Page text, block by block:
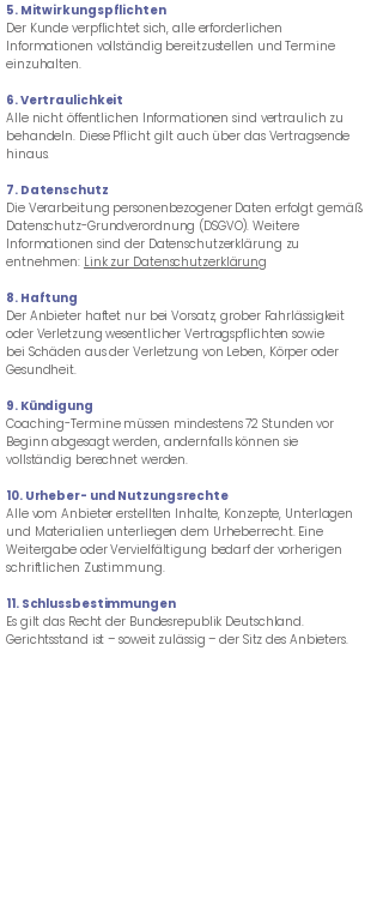
5. Mitwirkungspflichten
Der Kunde verpflichtet sich, alle erforderlichen
Informationen vollständig bereitzustellen und Termine
einzuhalten.
6. Vertraulichkeit
Alle nicht öffentlichen Informationen sind vertraulich zu
behandeln. Diese Pflicht gilt auch über das Vertragsende
hinaus.
7. Datenschutz
Die Verarbeitung personenbezogener Daten erfolgt gemäß
Datenschutz-Grundverordnung (DSGVO). Weitere
Informationen sind der Datenschutzerklärung zu
entnehmen: Link zur Datenschutzerklärung
8. Haftung
Der Anbieter haftet nur bei Vorsatz, grober Fahrlässigkeit
oder Verletzung wesentlicher Vertragspflichten sowie
bei Schäden aus der Verletzung von Leben, Körper oder
Gesundheit.
9. Kündigung
Coaching-Termine müssen mindestens 72 Stunden vor
Beginn abgesagt werden, andernfalls können sie
vollständig berechnet werden.
10. Urheber- und Nutzungsrechte
Alle vom Anbieter erstellten Inhalte, Konzepte, Unterlagen
und Materialien unterliegen dem Urheberrecht. Eine
Weitergabe oder Vervielfältigung bedarf der vorherigen
schriftlichen Zustimmung.
11. Schlussbestimmungen
Es gilt das Recht der Bundesrepublik Deutschland.
Gerichtsstand ist – soweit zulässig – der Sitz des Anbieters.